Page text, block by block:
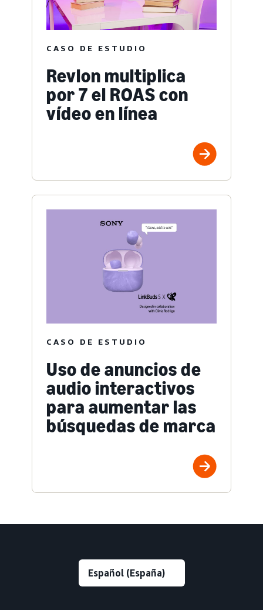
CASO DE ESTUDIO
Revlon multiplica
por 7 el ROAS con
vídeo en línea
CASO DE ESTUDIO
Uso de anuncios de
audio interactivos
para aumentar las
búsquedas de marca